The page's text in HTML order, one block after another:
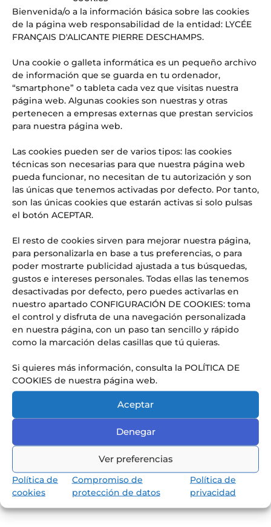
Bienvenida/o a la información básica sobre las cookies
de la página web responsabilidad de la entidad: LYCÉE
FRANÇAIS D'ALICANTE PIERRE DESCHAMPS.
Una cookie o galleta informática es un pequeño archivo
de información que se guarda en tu ordenador,
“smartphone” o tableta cada vez que visitas nuestra
página web. Algunas cookies son nuestras y otras
pertenecen a empresas externas que prestan servicios
para nuestra página web.
Las cookies pueden ser de varios tipos: las cookies
técnicas son necesarias para que nuestra página web
pueda funcionar, no necesitan de tu autorización y son
las únicas que tenemos activadas por defecto. Por tanto,
son las únicas cookies que estarán activas si solo pulsas
el botón ACEPTAR.
El resto de cookies sirven para mejorar nuestra página,
para personalizarla en base a tus preferencias, o para
poder mostrarte publicidad ajustada a tus búsquedas,
gustos e intereses personales. Todas ellas las tenemos
desactivadas por defecto, pero puedes activarlas en
nuestro apartado CONFIGURACIÓN DE COOKIES: toma
el control y disfruta de una navegación personalizada
en nuestra página, con un paso tan sencillo y rápido
como la marcación delas casillas que tú quieras.
Si quieres más información, consulta la POLÍTICA DE
COOKIES de nuestra página web.
Aceptar
Denegar
Ver preferencias
Política de
cookies
Compromiso de
protección de datos
Política de
privacidad
El ‘superpoder’ que las empresas del futuro buscan (y que
se aprende en las aulas del LFIA)
Web Radio LFI Alicante #4
GEOGRAFÍA
¡URGENTE! OFERTA DE EMPLEO: PROFESOR/A DE INGLÉS
PARA SUSTITUCIONES PUNTUALES
Comentarios recientes
en los medios: Referente en educación internacional y
excelencia
Conoce nuestra pedagogía
de infantil y primaria
Los niños van a aprender jugando,
reflexionando y memorizando.
Descubrir